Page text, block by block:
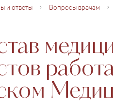
и ответы Вопросы врачам